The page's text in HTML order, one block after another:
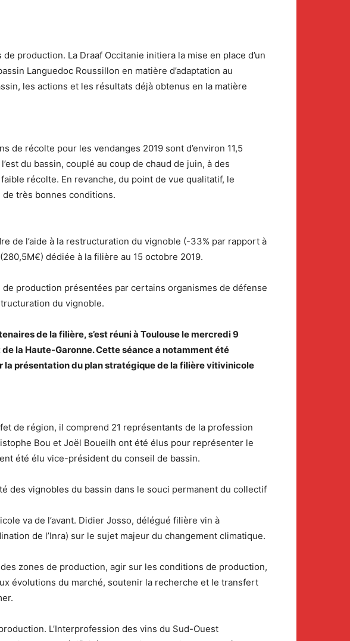
production. La Draaf Occitanie initiera la mise en place d’un
Languedoc Roussillon en matière d’adaptation au
les actions et les résultats déjà obtenus en la matière
récolte pour les vendanges 2019 sont d’environ 11,5
du bassin, couplé au coup de chaud de juin, à des
récolte. En revanche, du point de vue qualitatif, le
très bonnes conditions.
de l’aide à la restructuration du vignoble (-33% par rapport à
dédiée à la filière au 15 octobre 2019.
production présentées par certains organismes de défense
du vignoble.
de la filière, s’est réuni à Toulouse le mercredi 9
la Haute-Garonne.Cette séance a notamment été
la présentation du plan stratégique de la filière vitivinicole
de région, il comprend 21 représentants de la profession
Bou et Joël Boueilh ont été élus pour représenter le
été élu vice-président du conseil de bassin.
des vignobles du bassin dans le souci permanent du collectif
va de l’avant. Didier Josso, délégué filière vin à
de l’Inra) sur le sujet majeur du changement climatique.
zones de production, agir sur les conditions de production,
évolutions du marché, soutenir la recherche et le transfert
L’Interprofession des vins du Sud-Ouest